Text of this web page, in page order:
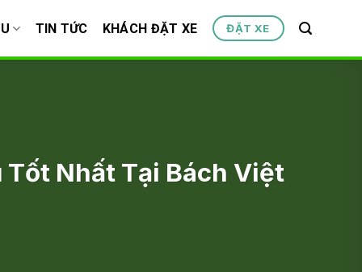
TIN TỨC KHÁCH ĐẶT XE ĐẶT XE
Tốt Nhất Tại Bách Việt